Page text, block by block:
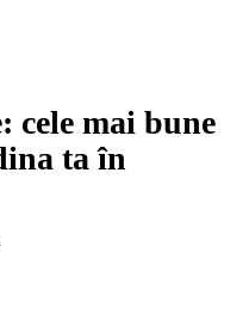
cele mai bune
ta în